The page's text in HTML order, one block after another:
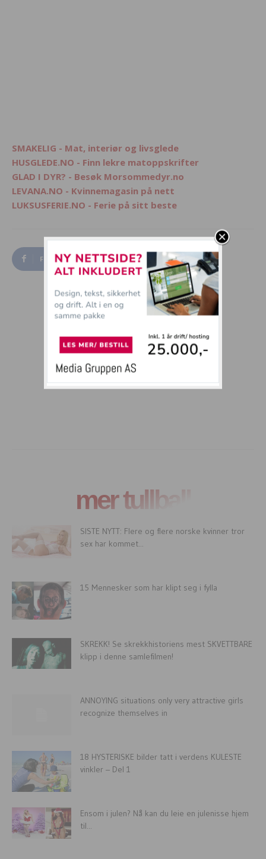
SMAKELIG - Mat, interiør og livsglede
HUSGLEDE.NO - Finn lekre matoppskrifter
GLAD I DYR? - Besøk Morsommedyr.no
LEVANA.NO - Kvinnemagasin på nett
LUKSUSFERIE.NO - Ferie på sitt beste
Facebook Twitter
mer tullball
SISTE NYTT: Flere og flere norske kvinner tror
sex har kommet...
15 Mennesker som har klipt seg i fylla
SKREKK! Se skrekkhistoriens mest SKVETTBARE
klipp i denne samlefilmen!
ANNOYING situations only very attractive girls
recognize themselves in
18 HYSTERISKE bilder tatt i verdens KULESTE
vinkler – Del 1
Ensom i julen? Nå kan du leie en julenisse hjem
til...